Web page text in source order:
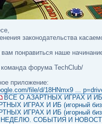
законодательства
понравиться наше
форума TechClub/
приложение:
file/d/18HNmx9 ...
ВСЕ О АЗАРТНЫХ ИГРАХ И ИБ
ИГРАХ И ИБ (игорный
ИГРАХ И ИБ (игорный
НЕДЕЛЮ. СОБЫТИЯ И